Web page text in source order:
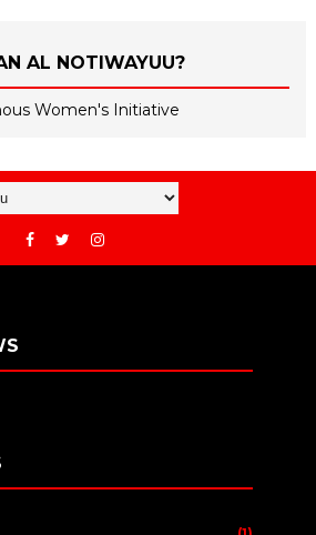
AL NOTIWAYUU?
Women's Initiative